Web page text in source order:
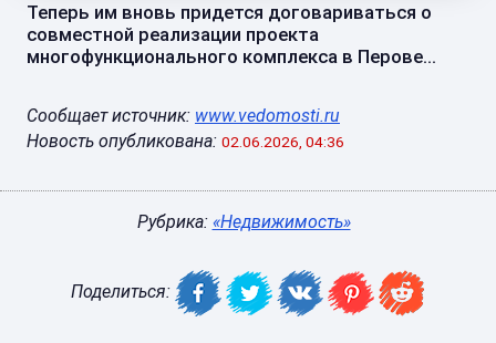
Теперь им вновь придется договариваться о
совместной реализации проекта
многофункционального комплекса в Перове...
Сообщает источник: www.vedomosti.ru
Новость опубликована: 02.06.2026, 04:36
Рубрика: «Недвижимость»
Поделиться: